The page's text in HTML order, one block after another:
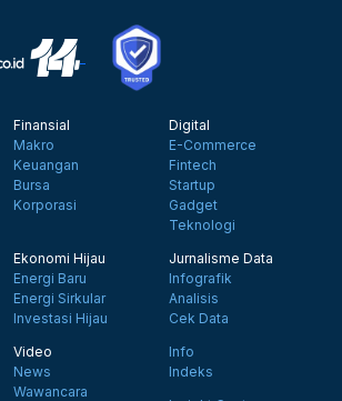
Finansial
Makro
Keuangan
Bursa
Korporasi
Digital
E-Commerce
Fintech
Startup
Gadget
Teknologi
Ekonomi Hijau
Energi Baru
Energi Sirkular
Investasi Hijau
Jurnalisme Data
Infografik
Analisis
Cek Data
Video
News
Wawancara
Info
Indeks